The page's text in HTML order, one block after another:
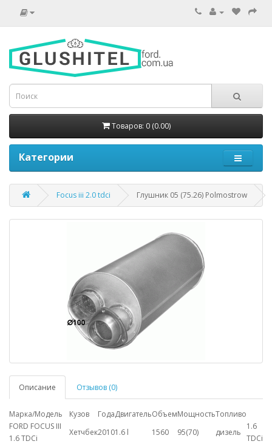
Товаров: 0 (0.00)
Категории
Focus iii 2.0 tdci Глушник 05 (75.26) Polmostrow
Описание Отзывов (0)
Марка/Модель Кузов ГодаДвигательОбъемМощностьТопливо
FORD FOCUS III
1.6 TDCi
Хетчбек20101.6 l 1560 95(70) дизель
1.6
TDCi